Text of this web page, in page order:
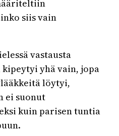
siis vain
vastausta
yhä vain, jopa
löytyi,
ei suonut
kuin parisen tuntia